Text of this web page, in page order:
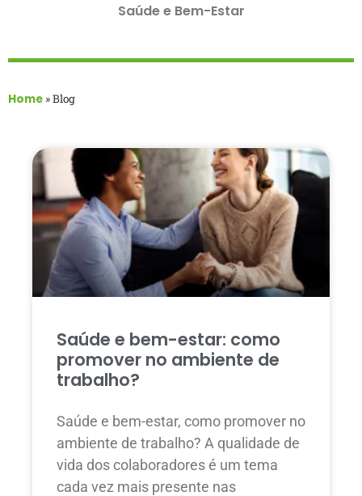
Saúde e Bem-Estar
Home »Blog
Saúde e bem-estar: como
promover no ambiente de
trabalho?
Saúde e bem-estar, como promover no
ambiente de trabalho? A qualidade de
vida dos colaboradores é um tema
cada vez mais presente nas